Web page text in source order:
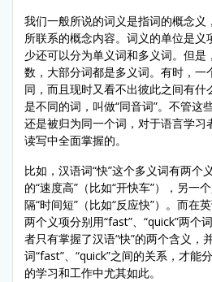
我们一般所说的词义是指词的概念义
所联系的概念内容。词义的单位是义
少还可以分为单义词和多义词。但是
数，大部分词都是多义词。有时，一
同，而且现时又看不出彼此之间有
是不同的词，叫做“同音词”。不管这
还是被归为同一个词，对于语言学习
读写中全面掌握的。
比如，汉语词“快”这个多义词有两个
的“速度高”（比如“开快车”），另一
隔“时间短”（比如“反应快”）。而在
两个义项分别用“fast”、“quick”两个
者只有掌握了汉语“快”的两个含义，
词“fast”、“quick”之间的关系，才能
的学习和工作中尤其如此。